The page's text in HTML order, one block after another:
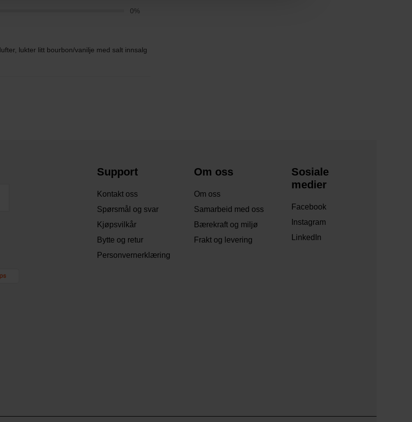
0%
lukter litt bourbon/vanilje med salt innsalg
Support
Kontakt oss
Spørsmål og svar
Kjøpsvilkår
Bytte og retur
Personvernerklæring
Om oss
Om oss
Samarbeid med oss
Bærekraft og miljø
Frakt og levering
Sosiale
medier
Facebook
Instagram
LinkedIn